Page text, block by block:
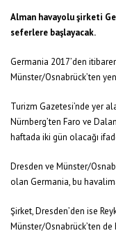
Alman havayolu şirketi
seferlere başlayacak.
Germania 2017’den
Münster/Osnabrück’ten
Turizm Gazetesi’nde yer
Nürnberg’ten Faro ve
haftada iki gün olacağı
Dresden ve Münster/
olan Germania, bu
Şirket, Dresden’den ise
Münster/Osnabrück’ten